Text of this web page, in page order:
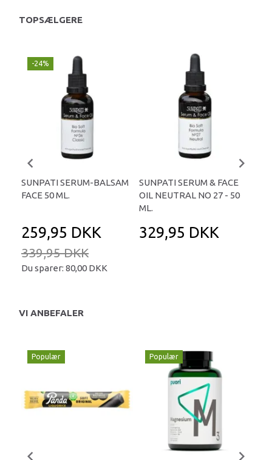
TOPSÆLGERE
-24%
SUNPATI SERUM-BALSAM
FACE 50 ML.
259,95 DKK
339,95 DKK
Du sparer: 80,00 DKK
SUNPATI SERUM & FACE
OIL NEUTRAL NO 27 - 50
ML.
329,95 DKK
VI ANBEFALER
Populær Populær